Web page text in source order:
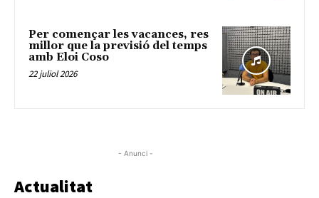
Per començar les vacances, res
millor que la previsió del temps
amb Eloi Coso
22 juliol 2026
- Anunci -
Actualitat